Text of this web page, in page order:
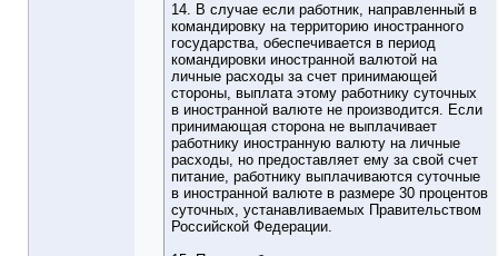
14. В случае если работник, направленный в
командировку на территорию иностранного
государства, обеспечивается в период
командировки иностранной валютой на
личные расходы за счет принимающей
стороны, выплата этому работнику суточных
в иностранной валюте не производится. Если
принимающая сторона не выплачивает
работнику иностранную валюту на личные
расходы, но предоставляет ему за свой счет
питание, работнику выплачиваются суточные
в иностранной валюте в размере 30 процентов
суточных, устанавливаемых Правительством
Российской Федерации.